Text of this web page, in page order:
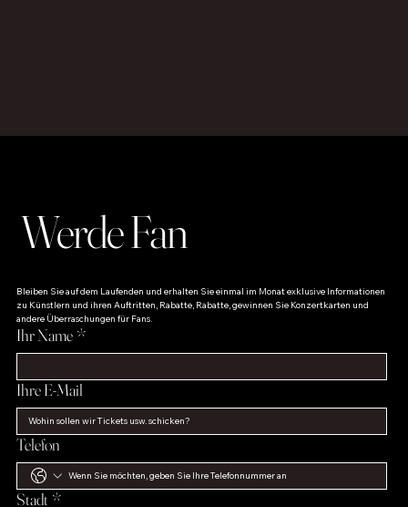
Werde Fan
Bleiben Sie auf dem Laufenden und erhalten Sie einmal im Monat exklusive Informationen
zu Künstlern und ihren Auftritten, Rabatte, Rabatte, gewinnen Sie Konzertkarten und
andere Überraschungen für Fans.
Ihr Name *
Ihre E-Mail
Telefon
Stadt *